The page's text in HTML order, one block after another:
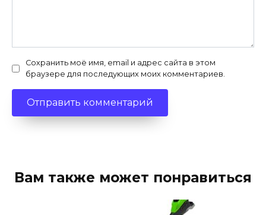
Сохранить моё имя, email и адрес сайта в этом
браузере для последующих моих комментариев.
Вам также может понравиться